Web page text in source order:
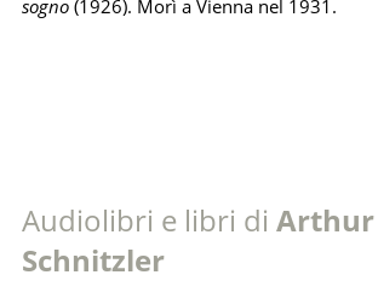
sogno(1926). Morì a Vienna nel 1931.
Audiolibri e libri di Arthur
Schnitzler